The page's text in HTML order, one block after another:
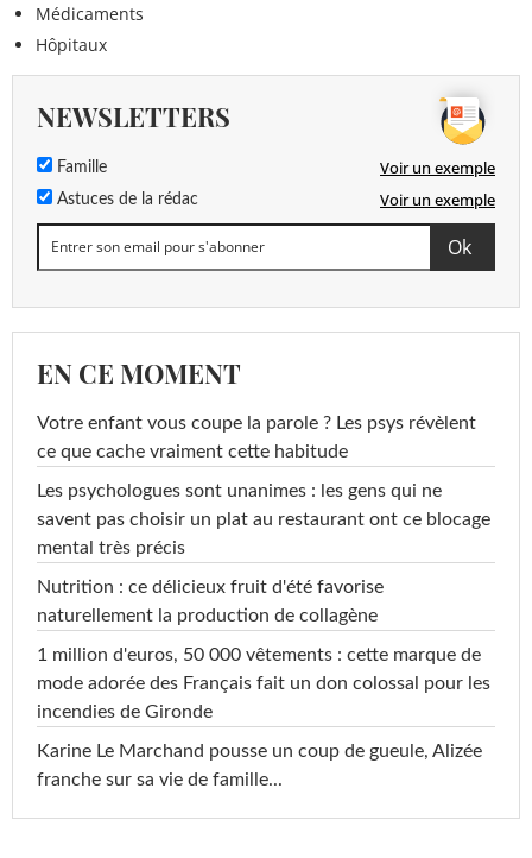
Médicaments
Hôpitaux
NEWSLETTERS
Famille Voir un exemple
Astuces de la rédac Voir un exemple
EN CE MOMENT
Votre enfant vous coupe la parole ? Les psys révèlent
ce que cache vraiment cette habitude
Les psychologues sont unanimes : les gens qui ne
savent pas choisir un plat au restaurant ont ce blocage
mental très précis
Nutrition : ce délicieux fruit d'été favorise
naturellement la production de collagène
1 million d'euros, 50 000 vêtements : cette marque de
mode adorée des Français fait un don colossal pour les
incendies de Gironde
Karine Le Marchand pousse un coup de gueule, Alizée
franche sur sa vie de famille...